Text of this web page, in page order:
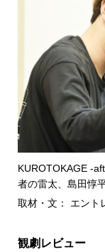
KUROTOKAGE -
者の雷太、島田惇
取材・文： エント
観劇レビュー